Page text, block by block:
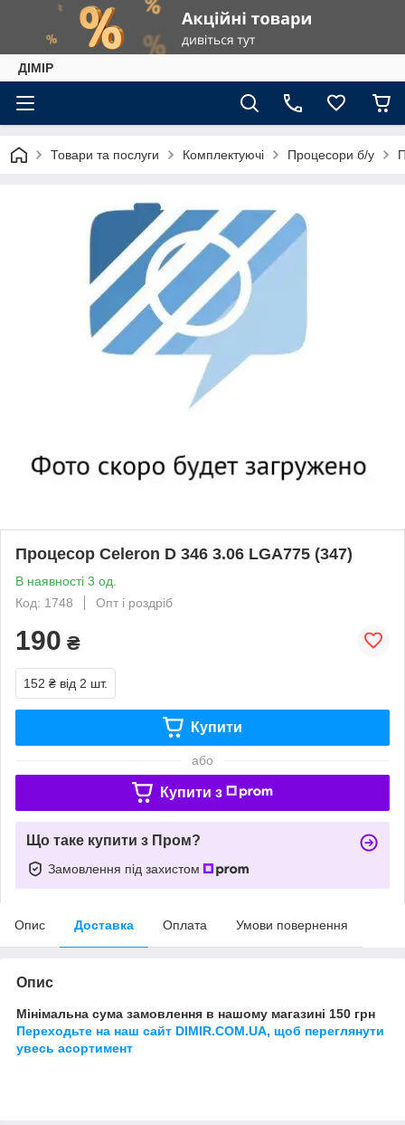
ДІМІР
Товари та послуги Комплектуючі Процесори б/у
Процесор Celeron D 346 3.06 LGA775 (347)
В наявності 3 од.
Код: 1748
Опт і роздріб
190 ₴
152 ₴ від 2 шт.
Купити
або
Купити з
Що таке купити з Пром?
Замовлення під захистом
Опис Доставка Оплата Умови повернення
Опис
Мінімальна сума замовлення в нашому магазині 150 грн
Переходьте на наш сайт DIMIR.COM.UA, щоб переглянути
увесь асортимент